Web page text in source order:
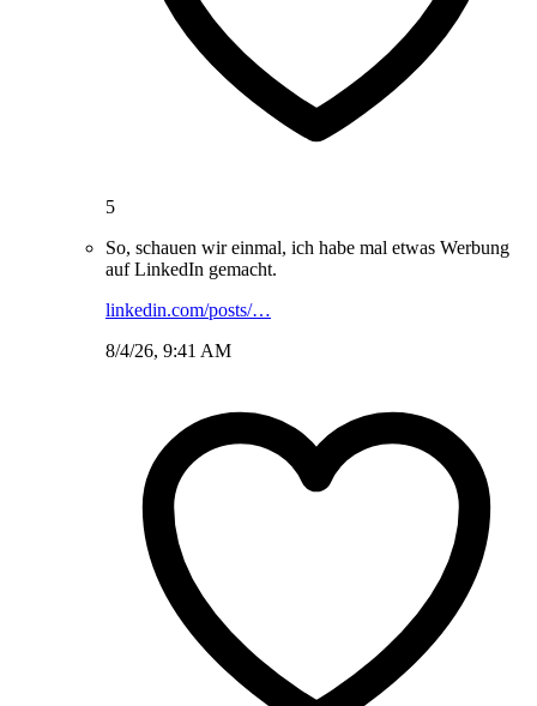
5
So, schauen wir einmal, ich habe mal etwas Werbung
auf LinkedIn gemacht.
linkedin.com/posts/…
8/4/26, 9:41 AM